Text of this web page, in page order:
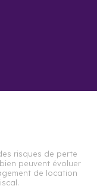
risques de perte
peuvent évoluer
de location